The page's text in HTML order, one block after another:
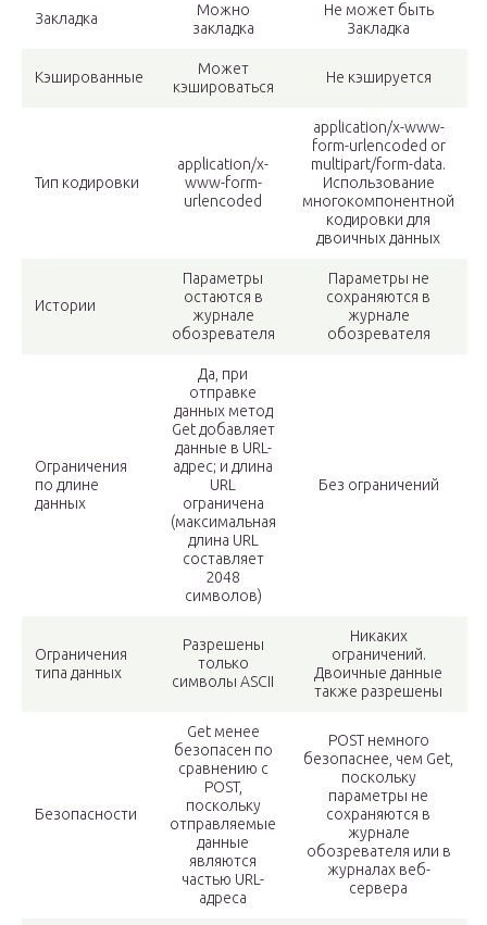
Закладка
Можно
закладка
Не может быть
Закладка
Кэшированные
Может
кэшироваться
Не кэшируется
Тип кодировки
application/x-
www-form-
urlencoded
application/x-www-
form-urlencoded or
multipart/form-data.
Использование
многокомпонентной
кодировки для
двоичных данных
Истории
Параметры
остаются в
журнале
обозревателя
Параметры не
сохраняются в
журнале
обозревателя
Ограничения
по длине
данных
Да, при
отправке
данных метод
Get добавляет
данные в URL-
адрес; и длина
URL
ограничена
(максимальная
длина URL
составляет
2048
символов)
Без ограничений
Ограничения
типа данных
Разрешены
только
символы ASCII
Никаких
ограничений.
Двоичные данные
также разрешены
Безопасности
Get менее
безопасен по
сравнению с
POST,
поскольку
отправляемые
данные
являются
частью URL-
адреса
POST немного
безопаснее, чем Get,
поскольку
параметры не
сохраняются в
журнале
обозревателя или в
журналах веб-
сервера